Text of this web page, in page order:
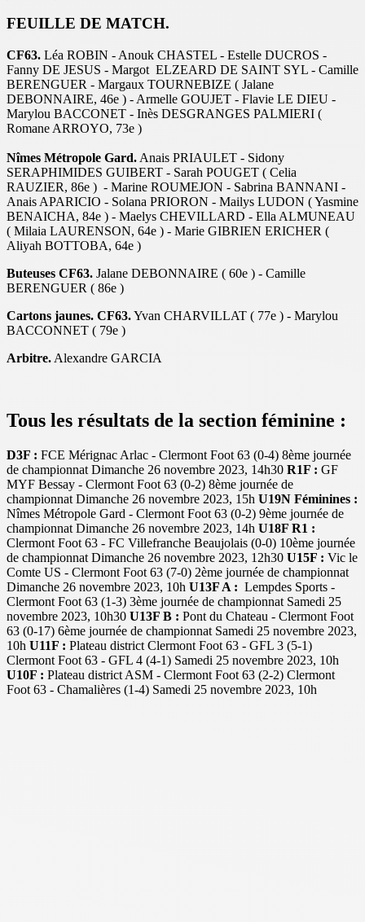
FEUILLE DE MATCH.
CF63. Léa ROBIN - Anouk CHASTEL - Estelle DUCROS -
Fanny DE JESUS - Margot ELZEARD DE SAINT SYL - Camille
BERENGUER - Margaux TOURNEBIZE ( Jalane
DEBONNAIRE, 46e ) - Armelle GOUJET - Flavie LE DIEU -
Marylou BACCONET - Inès DESGRANGES PALMIERI (
Romane ARROYO, 73e )
Nîmes Métropole Gard. Anais PRIAULET - Sidony
SERAPHIMIDES GUIBERT - Sarah POUGET ( Celia
RAUZIER, 86e ) - Marine ROUMEJON - Sabrina BANNANI -
Anais APARICIO - Solana PRIORON - Mailys LUDON ( Yasmine
BENAICHA, 84e ) - Maelys CHEVILLARD - Ella ALMUNEAU
( Milaia LAURENSON, 64e ) - Marie GIBRIEN ERICHER (
Aliyah BOTTOBA, 64e )
Buteuses CF63. Jalane DEBONNAIRE ( 60e ) - Camille
BERENGUER ( 86e )
Cartons jaunes. CF63.Yvan CHARVILLAT ( 77e ) - Marylou
BACCONNET ( 79e )
Arbitre. Alexandre GARCIA
Tous les résultats de la section féminine :
D3F : FCE Mérignac Arlac - Clermont Foot 63 (0-4) 8ème journée
de championnat Dimanche 26 novembre 2023, 14h30 R1F : GF
MYF Bessay - Clermont Foot 63 (0-2) 8ème journée de
championnat Dimanche 26 novembre 2023, 15h U19N Féminines :
Nîmes Métropole Gard - Clermont Foot 63 (0-2) 9ème journée de
championnat Dimanche 26 novembre 2023, 14h U18F R1 :
Clermont Foot 63 - FC Villefranche Beaujolais (0-0) 10ème journée
de championnat Dimanche 26 novembre 2023, 12h30 U15F : Vic le
Comte US - Clermont Foot 63 (7-0) 2ème journée de championnat
Dimanche 26 novembre 2023, 10h U13F A : Lempdes Sports -
Clermont Foot 63 (1-3) 3ème journée de championnat Samedi 25
novembre 2023, 10h30 U13F B : Pont du Chateau - Clermont Foot
63 (0-17) 6ème journée de championnat Samedi 25 novembre 2023,
10h U11F : Plateau district Clermont Foot 63 - GFL 3 (5-1)
Clermont Foot 63 - GFL 4 (4-1) Samedi 25 novembre 2023, 10h
U10F : Plateau district ASM - Clermont Foot 63 (2-2) Clermont
Foot 63 - Chamalières (1-4) Samedi 25 novembre 2023, 10h